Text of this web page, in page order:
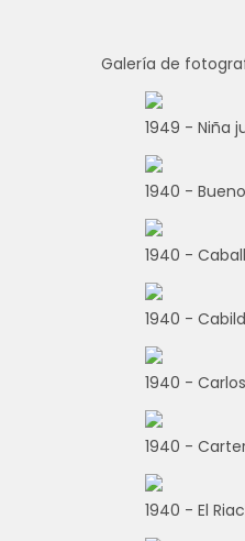
Galería de
1949 - Niña
1940 -
1940 -
1940 -
1940 -
1940 -
1940 - El